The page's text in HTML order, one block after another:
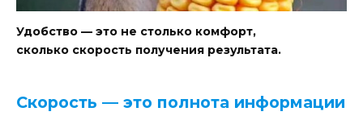
Удобство — это не столько комфорт,
сколько скорость получения результата.
Скорость — это полнота информации